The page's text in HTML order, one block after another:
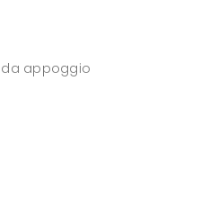
appoggio